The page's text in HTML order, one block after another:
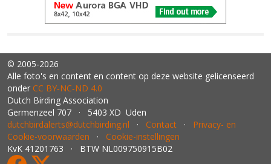
© 2005-2026
Alle foto's en content en content op deze website gelicenseerd
onder CC BY‑NC‑ND 4.0
Dutch Birding Association
Germenzeel 707 · 5403 XD Uden
dutchbirdalerts@dutchbirding.nl · Contact · Privacy- en
Cookie-voorwaarden · Cookie-instellingen
KvK 41201763 · BTW NL009750915B02